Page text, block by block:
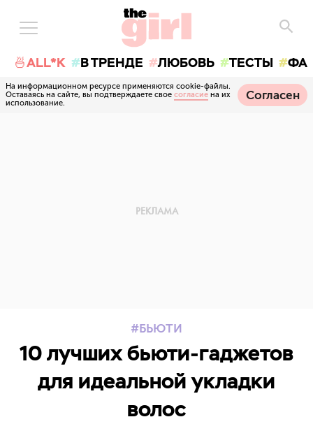
🍜ALL*K В ТРЕНДЕ ЛЮБОВЬ ТЕСТЫ
На информационном ресурсе применяются cookie-файлы.
Оставаясь на сайте, вы подтверждаете свое согласие на их
использование.
Согласен
БЬЮТИ
10 лучших бьюти-гаджетов
для идеальной укладки
волос